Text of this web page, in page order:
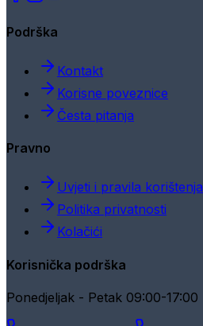
Podrška
Kontakt
Korisne poveznice
Česta pitanja
Pravno
Uvjeti i pravila korištenja
Politika privatnosti
Kolačići
Korisnička podrška
Ponedjeljak - Petak 09:00-17:00